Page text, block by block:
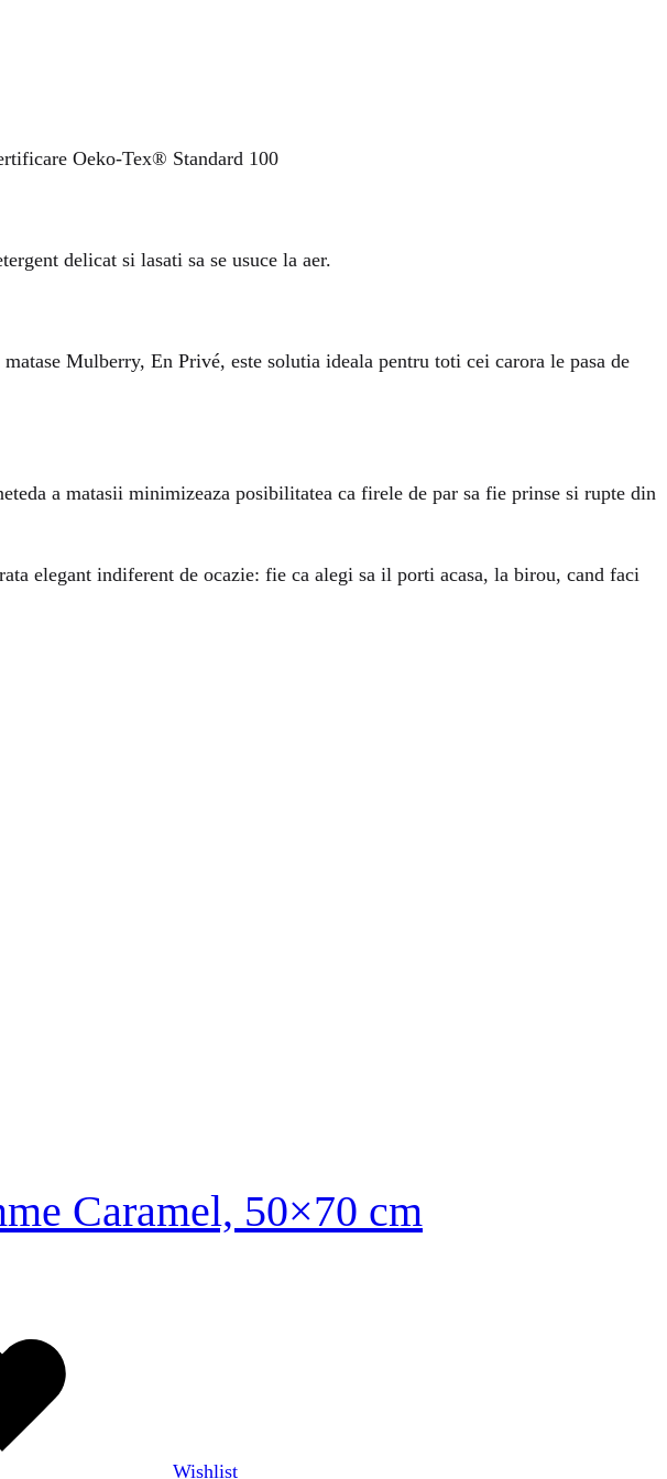
Oeko-Tex® Standard 100
delicat si lasati sa se usuce la aer.
Mulberry, En Privé, este solutia ideala pentru toti cei carora le pasa de
a matasii minimizeaza posibilitatea ca firele de par sa fie prinse si rupte din
elegant indiferent de ocazie: fie ca alegi sa il porti acasa, la birou, cand faci
Caramel, 50×70 cm
Wishlist